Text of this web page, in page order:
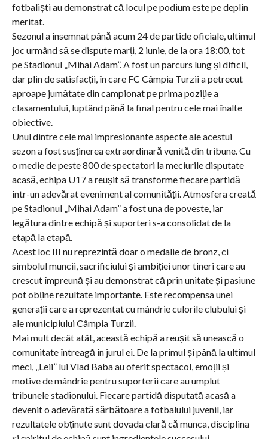
fotbaliști au demonstrat că locul pe podium este pe deplin
meritat.
Sezonul a însemnat până acum 24 de partide oficiale, ultimul
joc urmând să se dispute marți, 2 iunie, de la ora 18:00, tot
pe Stadionul „Mihai Adam”. A fost un parcurs lung și dificil,
dar plin de satisfacții, în care FC Câmpia Turzii a petrecut
aproape jumătate din campionat pe prima poziție a
clasamentului, luptând până la final pentru cele mai înalte
obiective.
Unul dintre cele mai impresionante aspecte ale acestui
sezon a fost susținerea extraordinară venită din tribune. Cu
o medie de peste 800 de spectatori la meciurile disputate
acasă, echipa U17 a reușit să transforme fiecare partidă
într-un adevărat eveniment al comunității. Atmosfera creată
pe Stadionul „Mihai Adam” a fost una de poveste, iar
legătura dintre echipă și suporteri s-a consolidat de la
etapă la etapă.
Acest loc III nu reprezintă doar o medalie de bronz, ci
simbolul muncii, sacrificiului și ambiției unor tineri care au
crescut împreună și au demonstrat că prin unitate și pasiune
pot obține rezultate importante. Este recompensa unei
generații care a reprezentat cu mândrie culorile clubului și
ale municipiului Câmpia Turzii.
Mai mult decât atât, această echipă a reușit să unească o
comunitate întreagă în jurul ei. De la primul și până la ultimul
meci, „Leii” lui Vlad Baba au oferit spectacol, emoții și
motive de mândrie pentru suporterii care au umplut
tribunele stadionului. Fiecare partidă disputată acasă a
devenit o adevărată sărbătoare a fotbalului juvenil, iar
rezultatele obținute sunt dovada clară că munca, disciplina